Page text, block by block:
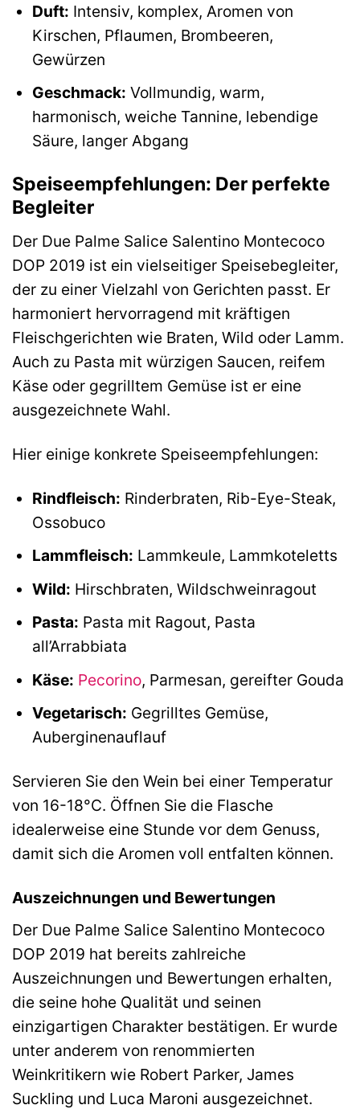
Duft: Intensiv, komplex, Aromen von
Kirschen, Pflaumen, Brombeeren,
Gewürzen
Geschmack: Vollmundig, warm,
harmonisch, weiche Tannine, lebendige
Säure, langer Abgang
Speiseempfehlungen: Der perfekte
Begleiter
Der Due Palme Salice Salentino Montecoco
DOP 2019 ist ein vielseitiger Speisebegleiter,
der zu einer Vielzahl von Gerichten passt. Er
harmoniert hervorragend mit kräftigen
Fleischgerichten wie Braten, Wild oder Lamm.
Auch zu Pasta mit würzigen Saucen, reifem
Käse oder gegrilltem Gemüse ist er eine
ausgezeichnete Wahl.
Hier einige konkrete Speiseempfehlungen:
Rindfleisch: Rinderbraten, Rib-Eye-Steak,
Ossobuco
Lammfleisch: Lammkeule, Lammkoteletts
Wild: Hirschbraten, Wildschweinragout
Pasta: Pasta mit Ragout, Pasta
all’Arrabbiata
Käse: Pecorino, Parmesan, gereifter Gouda
Vegetarisch: Gegrilltes Gemüse,
Auberginenauflauf
Servieren Sie den Wein bei einer Temperatur
von 16-18°C. Öffnen Sie die Flasche
idealerweise eine Stunde vor dem Genuss,
damit sich die Aromen voll entfalten können.
Auszeichnungen und Bewertungen
Der Due Palme Salice Salentino Montecoco
DOP 2019 hat bereits zahlreiche
Auszeichnungen und Bewertungen erhalten,
die seine hohe Qualität und seinen
einzigartigen Charakter bestätigen. Er wurde
unter anderem von renommierten
Weinkritikern wie Robert Parker, James
Suckling und Luca Maroni ausgezeichnet.